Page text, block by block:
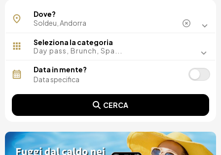
Dove?
Seleziona la categoria
Day pass, Brunch, Spa...
Data in mente?
CERCA